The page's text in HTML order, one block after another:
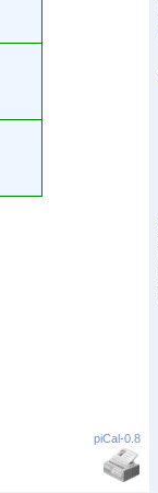
piCal-0.8